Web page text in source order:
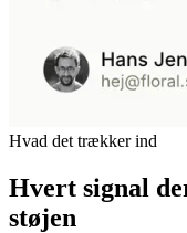
Hvad det trækker ind
Hvert signal
støjen